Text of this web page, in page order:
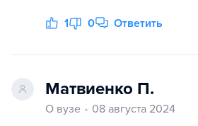
1 0 Ответить
Матвиенко П.
О вузе
08 августа 2024